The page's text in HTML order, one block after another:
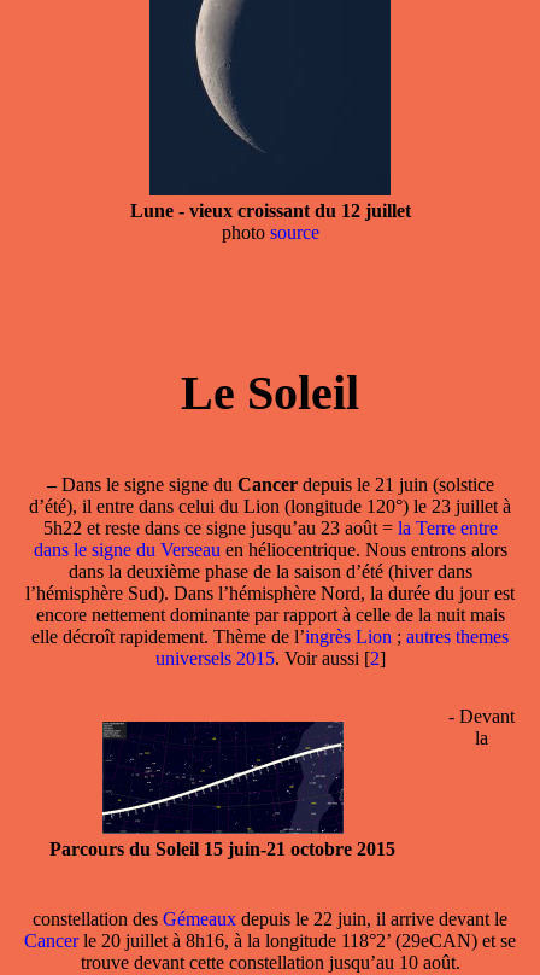
Lune - vieux croissant du 12 juillet
photo source
Le Soleil
–Dans le signesigne du Cancer depuis le 21 juin (solstice
d’été), il entre dans celui du Lion (longitude 120°) le 23 juillet à
5h22 et reste dans ce signe jusqu’au 23 août = la Terre entre
dans le signe du Verseau en héliocentrique. Nous entrons alors
dans la deuxième phase de la saison d’été (hiver dans
l’hémisphère Sud). Dans l’hémisphère Nord, la durée du jour est
encore nettement dominante par rapport à celle de la nuit mais
elle décroît rapidement. Thème de l’ingrès Lion ; autres themes
universels 2015. Voir aussi [2]
Parcours du Soleil 15 juin-21 octobre 2015
- Devant
la
constellation des Gémeaux depuis le 22 juin, il arrive devant le
Cancerle 20 juillet à 8h16, à la longitude 118°2’ (29eCAN) et se
trouve devant cette constellation jusqu’au 10 août.